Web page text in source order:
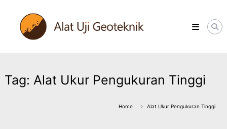
content
ALATUJIGEOTEKNIK.COM
DISTRIBUTOR
INSTRUMENT
Tag: Alat Ukur Pengukuran Tinggi
Home Alat Ukur Pengukuran Tinggi